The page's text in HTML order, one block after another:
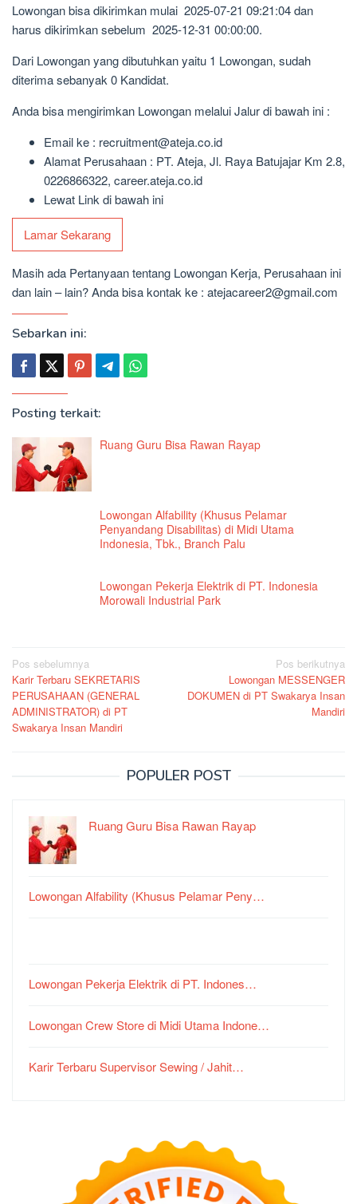
Lowongan bisa dikirimkan mulai 2025-07-21 09:21:04 dan
harus dikirimkan sebelum 2025-12-31 00:00:00.
Dari Lowongan yang dibutuhkan yaitu 1 Lowongan, sudah
diterima sebanyak 0 Kandidat.
Anda bisa mengirimkan Lowongan melalui Jalur di bawah ini :
Email ke : recruitment@ateja.co.id
Alamat Perusahaan : PT. Ateja, Jl. Raya Batujajar Km 2.8,
0226866322, career.ateja.co.id
Lewat Link di bawah ini
Lamar Sekarang
Masih ada Pertanyaan tentang Lowongan Kerja, Perusahaan ini
dan lain – lain? Anda bisa kontak ke : atejacareer2@gmail.com
Sebarkan ini:
Posting terkait:
Ruang Guru Bisa Rawan Rayap
Lowongan Alfability (Khusus Pelamar
Penyandang Disabilitas) di Midi Utama
Indonesia, Tbk., Branch Palu
Lowongan Pekerja Elektrik di PT. Indonesia
Morowali Industrial Park
Navigasi
pos
Pos sebelumnya
Karir Terbaru SEKRETARIS
PERUSAHAAN (GENERAL
ADMINISTRATOR) di PT
Swakarya Insan Mandiri
Pos berikutnya
Lowongan MESSENGER
DOKUMEN di PT Swakarya Insan
Mandiri
POPULER POST
Ruang Guru Bisa Rawan Rayap
Lowongan Alfability (Khusus Pelamar Peny…
Lowongan Pekerja Elektrik di PT. Indones…
Lowongan Crew Store di Midi Utama Indone…
Karir Terbaru Supervisor Sewing / Jahit…